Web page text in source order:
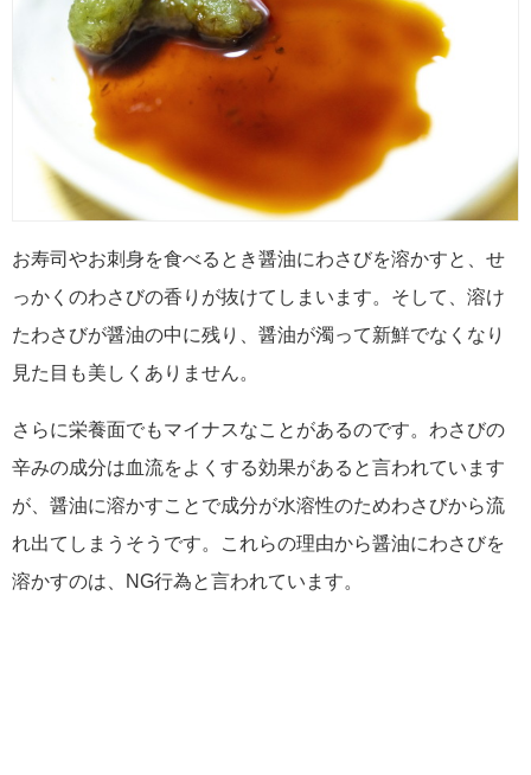
お寿司やお刺身を食べるとき醤油にわさびを溶かすと、せ
っかくのわさびの香りが抜けてしまいます。そして、溶け
たわさびが醤油の中に残り、醤油が濁って新鮮でなくなり
見た目も美しくありません。
さらに栄養面でもマイナスなことがあるのです。わさびの
辛みの成分は血流をよくする効果があると言われています
が、醤油に溶かすことで成分が水溶性のためわさびから流
れ出てしまうそうです。これらの理由から醤油にわさびを
溶かすのは、NG行為と言われています。